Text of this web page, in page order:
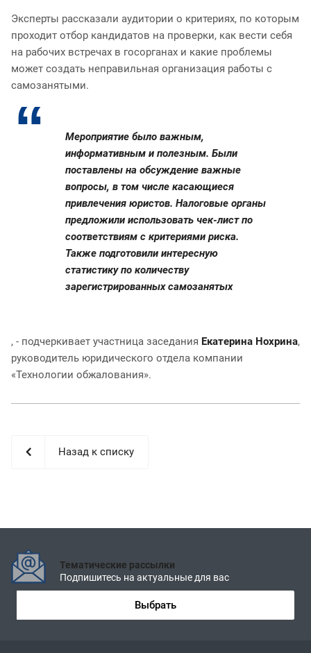
Эксперты рассказали аудитории о критериях, по которым
проходит отбор кандидатов на проверки, как вести себя
на рабочих встречах в госорганах и какие проблемы
может создать неправильная организация работы с
самозанятыми.
Мероприятие было важным,
информативным и полезным. Были
поставлены на обсуждение важные
вопросы, в том числе касающиеся
привлечения юристов. Налоговые органы
предложили использовать чек-лист по
соответствиям с критериями риска.
Также подготовили интересную
статистику по количеству
зарегистрированных самозанятых
, - подчеркивает участница заседания Екатерина Нохрина,
руководитель юридического отдела компании
«Технологии обжалования».
Назад к списку
Тематические рассылки
Подпишитесь на актуальные для вас
Выбрать